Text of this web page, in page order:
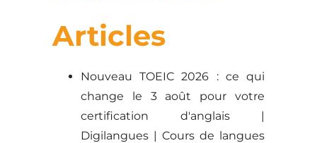
Articles
Nouveau TOEIC 2026 : ce qui
change le 3 août pour votre
certification d'anglais |
Digilangues | Cours de langues